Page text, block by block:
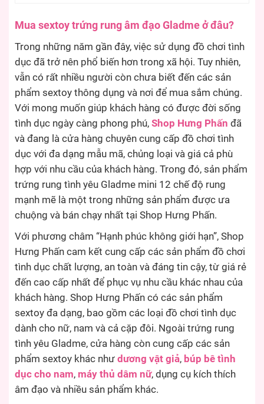
Mua sextoy trứng rung âm đạo Gladme ở đâu?
Trong những năm gần đây, việc sử dụng đồ chơi tình
dục đã trở nên phổ biến hơn trong xã hội. Tuy nhiên,
vẫn có rất nhiều người còn chưa biết đến các sản
phẩm sextoy thông dụng và nơi để mua sắm chúng.
Với mong muốn giúp khách hàng có được đời sống
tình dục ngày càng phong phú, Shop Hưng Phấn đã
và đang là cửa hàng chuyên cung cấp đồ chơi tình
dục với đa dạng mẫu mã, chủng loại và giá cả phù
hợp với nhu cầu của khách hàng. Trong đó, sản phẩm
trứng rung tình yêu Gladme mini 12 chế độ rung
mạnh mẽ là một trong những sản phẩm được ưa
chuộng và bán chạy nhất tại Shop Hưng Phấn.
Với phương châm “Hạnh phúc không giới hạn”, Shop
Hưng Phấn cam kết cung cấp các sản phẩm đồ chơi
tình dục chất lượng, an toàn và đáng tin cậy, từ giá rẻ
đến cao cấp nhất để phục vụ nhu cầu khác nhau của
khách hàng. Shop Hưng Phấn có các sản phẩm
sextoy đa dạng, bao gồm các loại đồ chơi tình dục
dành cho nữ, nam và cả cặp đôi. Ngoài trứng rung
tình yêu Gladme, cửa hàng còn cung cấp các sản
phẩm sextoy khác như dương vật giả, búp bê tình
dục cho nam, máy thủ dâm nữ, dụng cụ kích thích
âm đạo và nhiều sản phẩm khác.